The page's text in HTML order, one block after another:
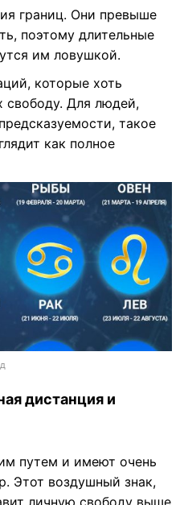
границ. Они превыше
поэтому длительные
им ловушкой.
которые хоть
свободу. Для людей,
такое
как полное
дистанция и
путем и имеют очень
Этот воздушный знак,
личную свободу выше